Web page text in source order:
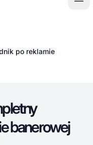
po reklamie
banerowej